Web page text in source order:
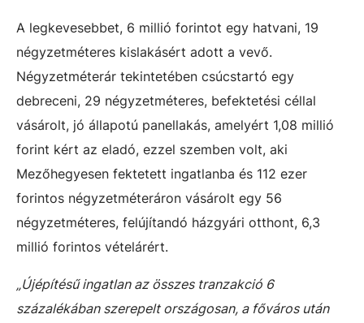
A legkevesebbet, 6 millió forintot egy hatvani, 19
négyzetméteres kislakásért adott a vevő.
Négyzetméterár tekintetében csúcstartó egy
debreceni, 29 négyzetméteres, befektetési céllal
vásárolt, jó állapotú panellakás, amelyért 1,08 millió
forint kért az eladó, ezzel szemben volt, aki
Mezőhegyesen fektetett ingatlanba és 112 ezer
forintos négyzetméteráron vásárolt egy 56
négyzetméteres, felújítandó házgyári otthont, 6,3
millió forintos vételárért.
„Újépítésű ingatlan az összes tranzakció 6
százalékában szerepelt országosan, a főváros után